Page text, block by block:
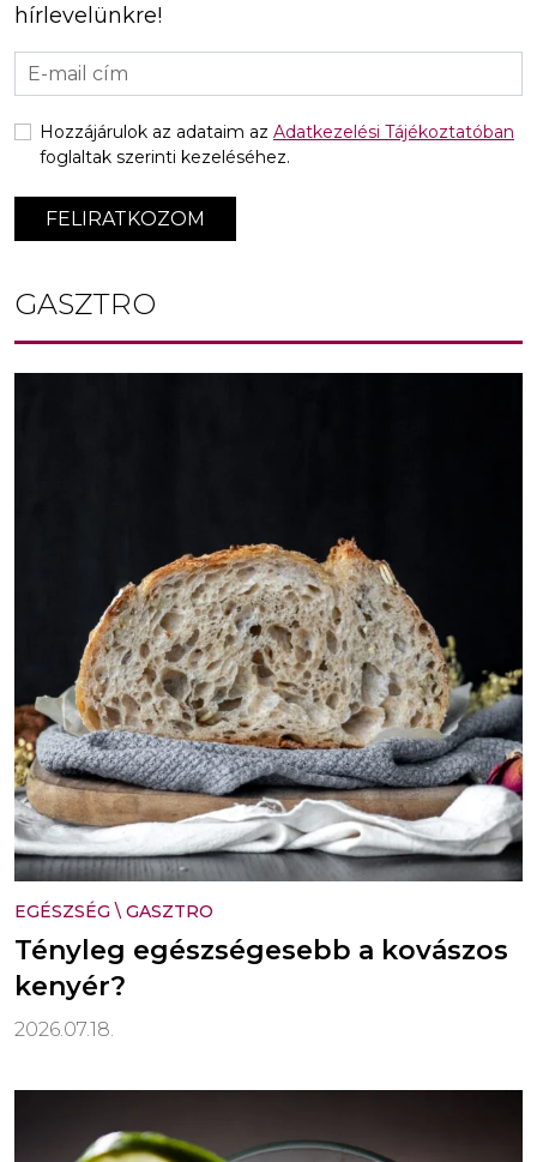
hírlevelünkre!
FELIRATKOZOM
Hozzájárulok az adataim az Adatkezelési Tájékoztatóban
foglaltak szerinti kezeléséhez.
GASZTRO
EGÉSZSÉG \ GASZTRO
Tényleg egészségesebb a kovászos
kenyér?
2026.07.18.